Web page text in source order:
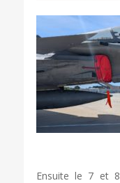
Ensuite le 7 et